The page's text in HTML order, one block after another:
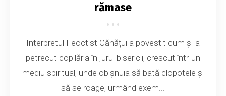
rămase
Interpretul Feoctist Cănățui a povestit cum și-a
petrecut copilăria în jurul bisericii, crescut într-un
mediu spiritual, unde obișnuia să bată clopotele și
să se roage, urmând exem...